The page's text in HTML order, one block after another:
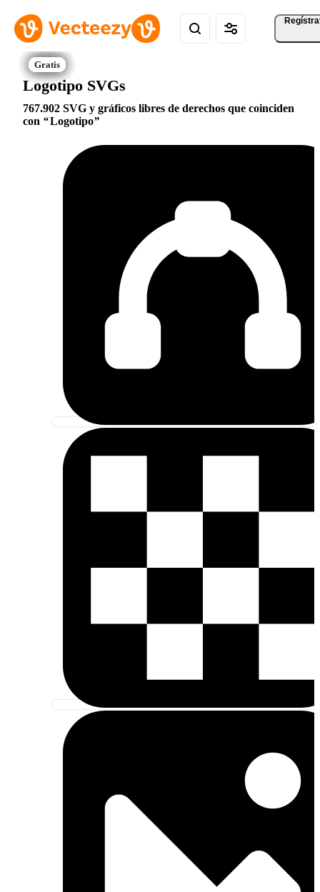
Logotipo SVGs
767.902 SVG y gráficos libres de derechos que coinciden
con
Logotipo